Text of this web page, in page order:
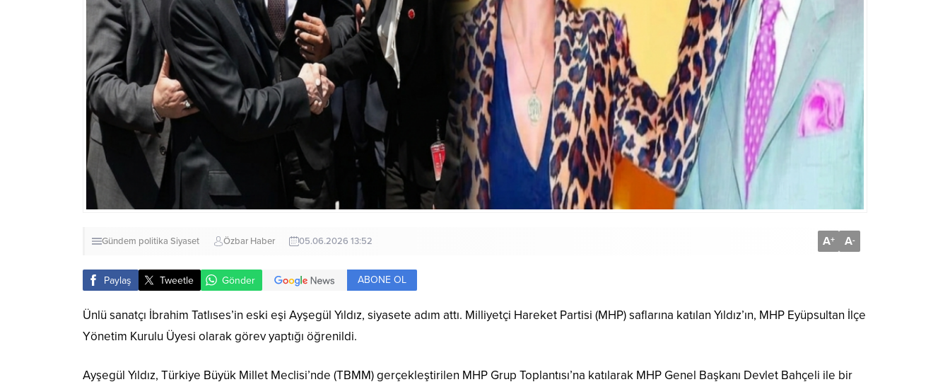
Gündem politika Siyaset Özbar Haber 05.06.2026 13:52 A+ A-
Paylaş Tweetle Gönder ABONE OL
Ünlü sanatçı İbrahim Tatlıses’in eski eşi Ayşegül Yıldız, siyasete adım attı. Milliyetçi Hareket Partisi (MHP) saflarına katılan Yıldız’ın, MHP Eyüpsultan İlçe
Yönetim Kurulu Üyesi olarak görev yaptığı öğrenildi.
Ayşegül Yıldız, Türkiye Büyük Millet Meclisi’nde (TBMM) gerçekleştirilen MHP Grup Toplantısı’na katılarak MHP Genel Başkanı Devlet Bahçeli ile bir